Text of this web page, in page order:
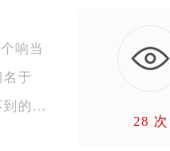
）
响当
名于
的问
28 次